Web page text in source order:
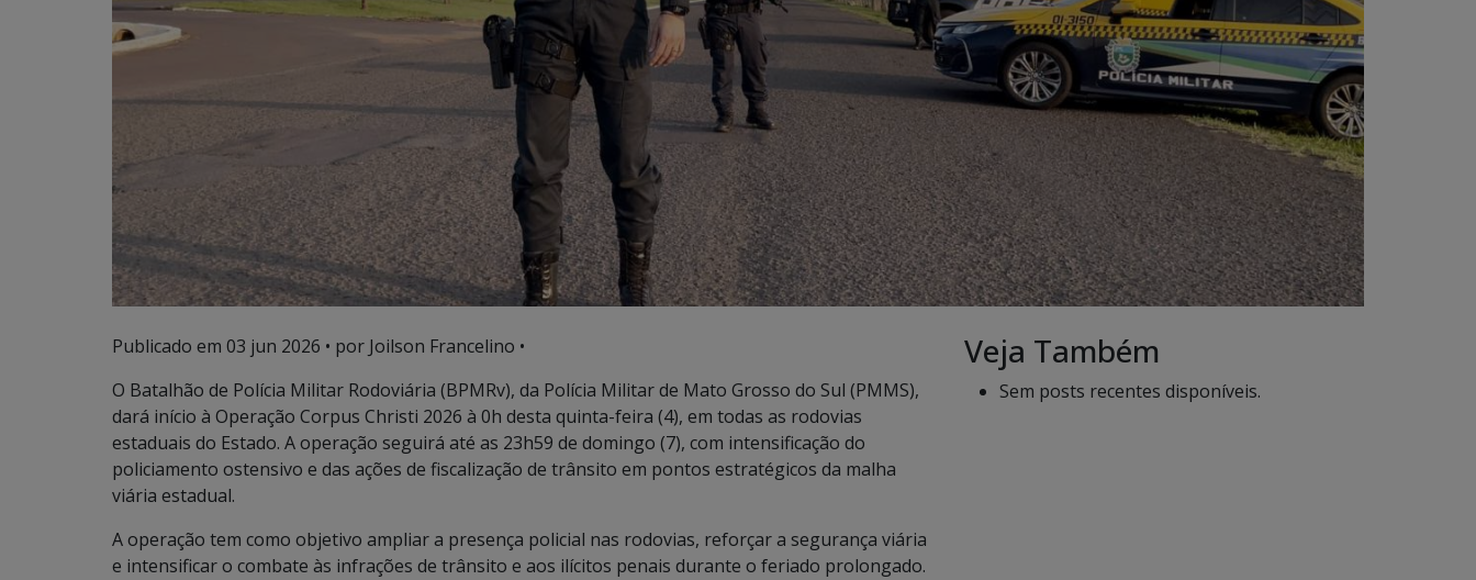
Publicado em 03 jun 2026 • por Joilson Francelino •
O Batalhão de Polícia Militar Rodoviária (BPMRv), da Polícia Militar de Mato Grosso do Sul (PMMS),
dará início à Operação Corpus Christi 2026 à 0h desta quinta-feira (4), em todas as rodovias
estaduais do Estado. A operação seguirá até as 23h59 de domingo (7), com intensificação do
policiamento ostensivo e das ações de fiscalização de trânsito em pontos estratégicos da malha
viária estadual.
A operação tem como objetivo ampliar a presença policial nas rodovias, reforçar a segurança viária
e intensificar o combate às infrações de trânsito e aos ilícitos penais durante o feriado prolongado.
Veja Também
Sem posts recentes disponíveis.